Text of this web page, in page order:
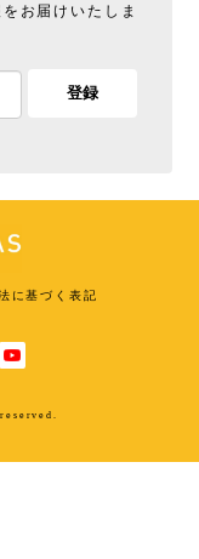
お届けいたしま
登録
に基づく表記